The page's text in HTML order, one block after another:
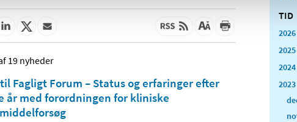
19 nyheder
Fagligt Forum – Status og erfaringer efter
år med forordningen for kliniske
TID